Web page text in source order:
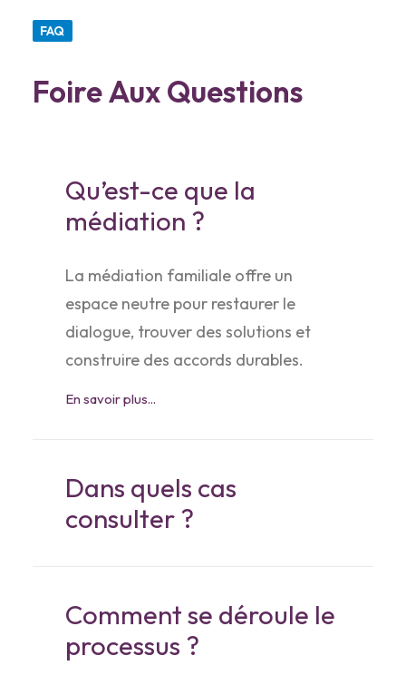
FAQ
Foire Aux Questions
Qu’est-ce que la
médiation ?
La médiation familiale offre un
espace neutre pour restaurer le
dialogue, trouver des solutions et
construire des accords durables.
En savoir plus...
Dans quels cas
consulter ?
Comment se déroule le
processus ?